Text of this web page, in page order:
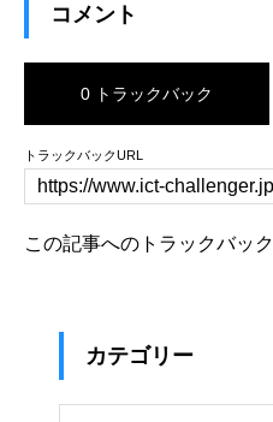
コメント
0 トラックバック
トラックバックURL
この記事へのトラックバッ
カテゴリー